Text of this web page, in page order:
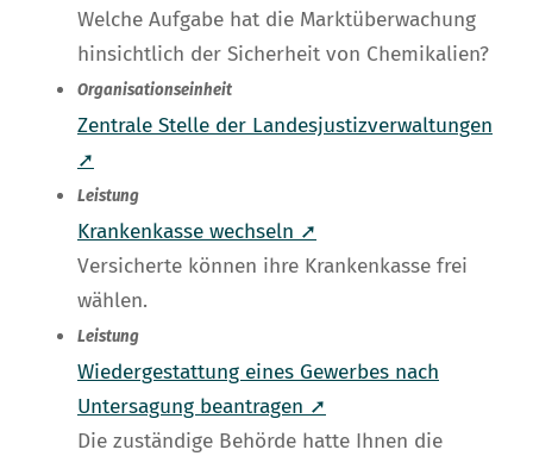
Welche Aufgabe hat die Marktüberwachung
hinsichtlich der Sicherheit von Chemikalien?
Organisationseinheit
Zentrale Stelle der Landesjustizverwaltungen
➚
Leistung
Krankenkasse wechseln ➚
Versicherte können ihre Krankenkasse frei
wählen.
Leistung
Wiedergestattung eines Gewerbes nach
Untersagung beantragen ➚
Die zuständige Behörde hatte Ihnen die